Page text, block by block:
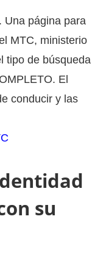
Una página para
MTC, ministerio
tipo de búsqueda
El
conducir y las
su